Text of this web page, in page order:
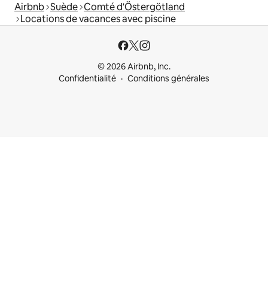
Airbnb Suède Comté d'Östergötland
Locations de vacances avec piscine
© 2026 Airbnb, Inc.
Confidentialité
Conditions générales